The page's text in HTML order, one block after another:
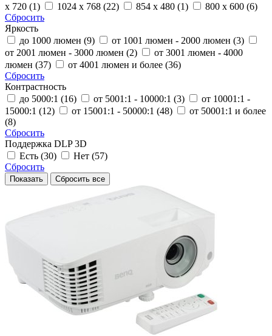
x 720 (1)
1024 x 768 (22) 854 x 480 (1)
800 x 600 (6)
Сбросить
Яркость
до 1000 люмен (9)
от 1001 люмен - 2000 люмен (3)
от 2001 люмен - 3000 люмен (2)
от 3001 люмен - 4000
люмен (37)
от 4001 люмен и более (36)
Сбросить
Контрастность
до 5000:1 (16)
от 5001:1 - 10000:1 (3)
от 10001:1 -
15000:1 (12)
от 15001:1 - 50000:1 (48)
от 50001:1 и более
(8)
Сбросить
Поддержка DLP 3D
Есть (30)
Нет (57)
Сбросить